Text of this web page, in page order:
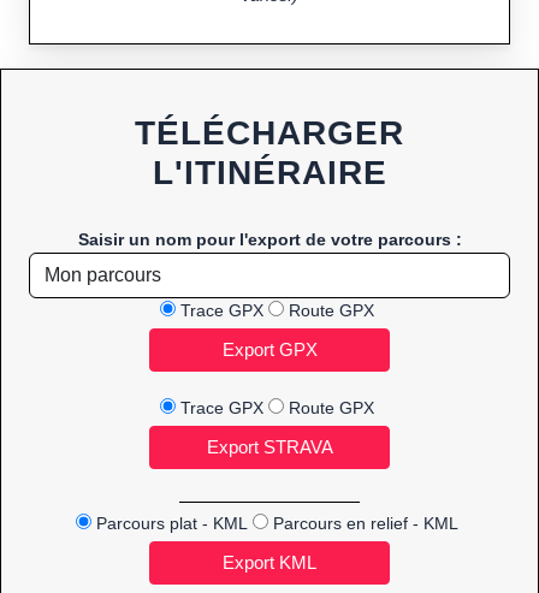
TÉLÉCHARGER
L'ITINÉRAIRE
Saisir un nom pour l'export de votre parcours :
Trace GPX Route GPX
Trace GPX Route GPX
Parcours plat - KML Parcours en relief - KML